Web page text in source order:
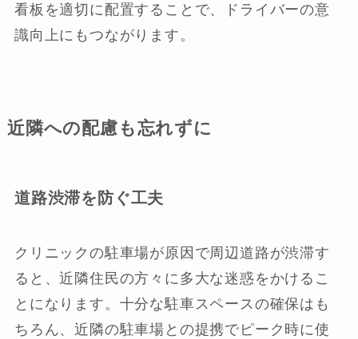
看板を適切に配置することで、ドライバーの意
識向上にもつながります。
近隣への配慮も忘れずに
道路渋滞を防ぐ工夫
クリニックの駐車場が原因で周辺道路が渋滞す
ると、近隣住民の方々に多大な迷惑をかけるこ
とになります。十分な駐車スペースの確保はも
ちろん、近隣の駐車場との提携でピーク時に使